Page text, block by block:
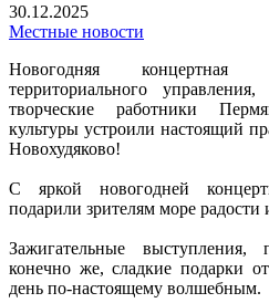
30.12.2025
Местные новости
Новогодняя концертная
территориального
творческие работники
культуры устроили настоящий
Новохудяково!
С яркой новогодней
подарили зрителям море радости
Зажигательные выступления,
конечно же, сладкие подарки
день по-настоящему волшебным.